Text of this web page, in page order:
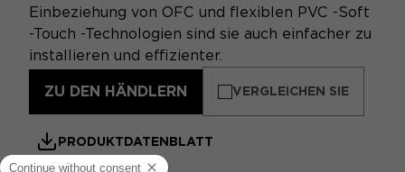
Einbeziehung von OFC und flexiblen PVC -Soft
-Touch -Technologien sind sie auch einfacher zu
installieren und effizienter.
ZU DEN HÄNDLERN VERGLEICHEN SIE
PRODUKTDATENBLATT